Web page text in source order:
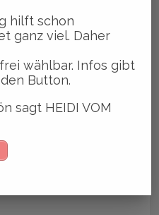
hilft schon
ganz viel. Daher
wählbar. Infos gibt
Button.
sagt HEIDI VOM